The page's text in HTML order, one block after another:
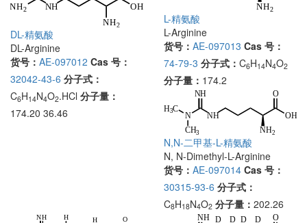
DL-精氨酸
DL-Arginine
货号： AE-097012 Cas 号：
32042-43-6 分子式：
C6H14N4O2.HCl 分子量：
174.20 36.46
L-精氨酸
L-Arginine
货号： AE-097013 Cas 号：
74-79-3 分子式： C6H14N4O2
分子量： 174.2
N,N-二甲基-L-精氨酸
N, N-Dimethyl-L-Arginine
货号： AE-097014 Cas 号：
30315-93-6 分子式：
C8H18N4O2 分子量： 202.26